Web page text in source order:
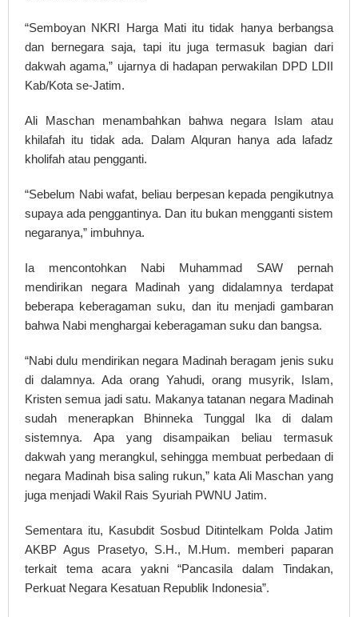
“Semboyan NKRI Harga Mati itu tidak hanya berbangsa
dan bernegara saja, tapi itu juga termasuk bagian dari
dakwah agama,” ujarnya di hadapan perwakilan DPD LDII
Kab/Kota se-Jatim.
Ali Maschan menambahkan bahwa negara Islam atau
khilafah itu tidak ada. Dalam Alquran hanya ada lafadz
kholifah atau pengganti.
“Sebelum Nabi wafat, beliau berpesan kepada pengikutnya
supaya ada penggantinya. Dan itu bukan mengganti sistem
negaranya,” imbuhnya.
Ia mencontohkan Nabi Muhammad SAW pernah
mendirikan negara Madinah yang didalamnya terdapat
beberapa keberagaman suku, dan itu menjadi gambaran
bahwa Nabi menghargai keberagaman suku dan bangsa.
“Nabi dulu mendirikan negara Madinah beragam jenis suku
di dalamnya. Ada orang Yahudi, orang musyrik, Islam,
Kristen semua jadi satu. Makanya tatanan negara Madinah
sudah menerapkan Bhinneka Tunggal Ika di dalam
sistemnya. Apa yang disampaikan beliau termasuk
dakwah yang merangkul, sehingga membuat perbedaan di
negara Madinah bisa saling rukun,” kata Ali Maschan yang
juga menjadi Wakil Rais Syuriah PWNU Jatim.
Sementara itu, Kasubdit Sosbud Ditintelkam Polda Jatim
AKBP Agus Prasetyo, S.H., M.Hum. memberi paparan
terkait tema acara yakni “Pancasila dalam Tindakan,
Perkuat Negara Kesatuan Republik Indonesia”.